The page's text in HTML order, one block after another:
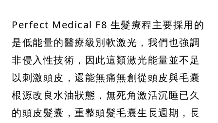
Perfect Medical F8 生髮療程主要採用的
是低能量的醫療級別軟激光，我們也強調
非侵入性技術，因此這類激光能量並不足
以刺激頭皮，還能無痛無創從頭皮與毛囊
根源改良水油狀態，無死角激活沉睡已久
的頭皮髮囊，重整頭髮毛囊生長週期，長